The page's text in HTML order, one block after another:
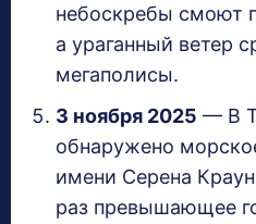
небоскребы смоют
а ураганный ветер
мегаполисы.
3 ноября 2025 — В
обнаружено
имени Серена
раз превышающее